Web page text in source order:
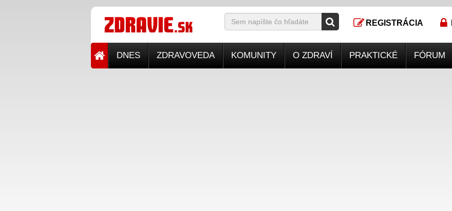
REGISTRÁCIA
DNES ZDRAVOVEDA KOMUNITY O ZDRAVÍ PRAKTICKÉ FÓRUM